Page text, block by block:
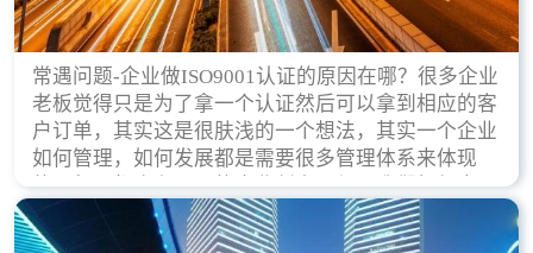
常遇问题-企业做ISO9001认证的原因在哪？很多企业
老板觉得只是为了拿一个认证然后可以拿到相应的客
户订单，其实这是很肤浅的一个想法，其实一个企业
如何管理，如何发展都是需要很多管理体系来体现
的，每天都会有不同的企业创立，但是我们如何去证
实一个企业的合法，有质量保证了？这就是ISO9001
认证体现价值的时候，那么键锋小编就来细说下企业